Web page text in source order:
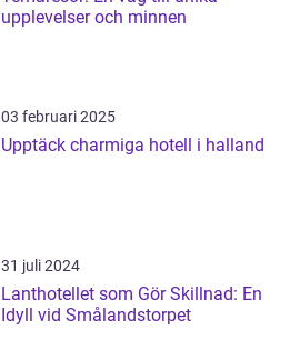
upplevelser och minnen
03 februari 2025
Upptäck charmiga hotell i halland
31 juli 2024
Lanthotellet som Gör Skillnad: En
Idyll vid Smålandstorpet